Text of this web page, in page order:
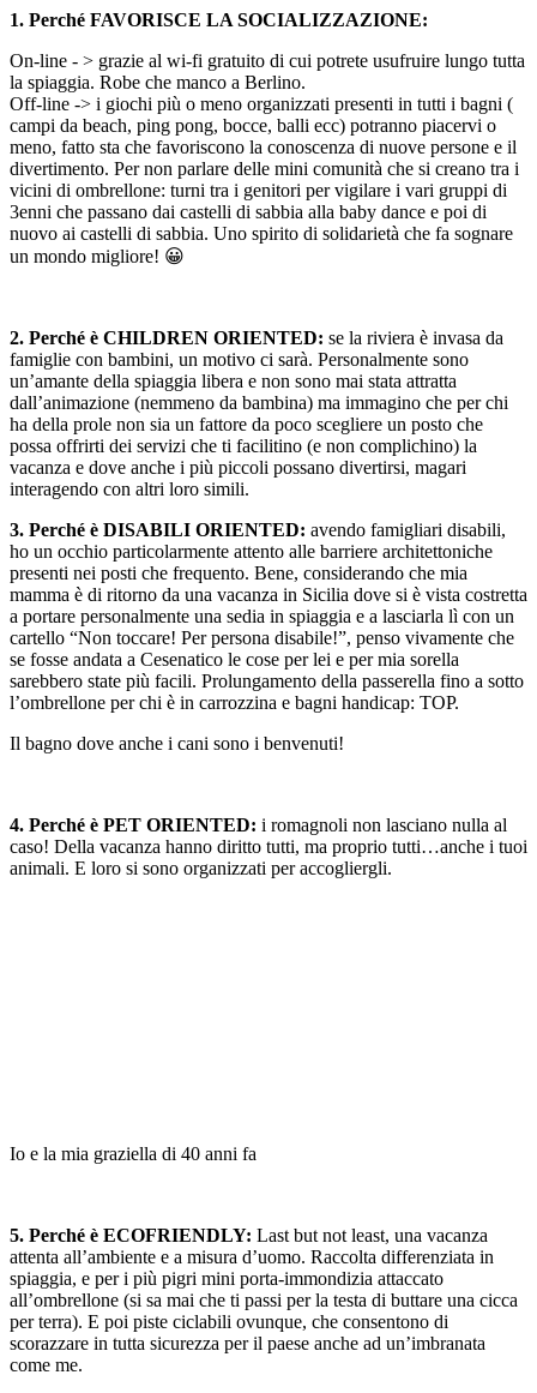
1. Perché FAVORISCE LA SOCIALIZZAZIONE:
On-line - > grazie al wi-fi gratuito di cui potrete usufruire lungo tutta
la spiaggia. Robe che manco a Berlino.
Off-line -> i giochi più o meno organizzati presenti in tutti i bagni (
campi da beach, ping pong, bocce, balli ecc) potranno piacervi o
meno, fatto sta che favoriscono la conoscenza di nuove persone e il
divertimento. Per non parlare delle mini comunità che si creano tra i
vicini di ombrellone: turni tra i genitori per vigilare i vari gruppi di
3enni che passano dai castelli di sabbia alla baby dance e poi di
nuovo ai castelli di sabbia. Uno spirito di solidarietà che fa sognare
un mondo migliore! 😀
2. Perché è CHILDREN ORIENTED: se la riviera è invasa da
famiglie con bambini, un motivo ci sarà. Personalmente sono
un’amante della spiaggia libera e non sono mai stata attratta
dall’animazione (nemmeno da bambina) ma immagino che per chi
ha della prole non sia un fattore da poco scegliere un posto che
possa offrirti dei servizi che ti facilitino (e non complichino) la
vacanza e dove anche i più piccoli possano divertirsi, magari
interagendo con altri loro simili.
3. Perché è DISABILI ORIENTED: avendo famigliari disabili,
ho un occhio particolarmente attento alle barriere architettoniche
presenti nei posti che frequento. Bene, considerando che mia
mamma è di ritorno da una vacanza in Sicilia dove si è vista costretta
a portare personalmente una sedia in spiaggia e a lasciarla lì con un
cartello “Non toccare! Per persona disabile!”, penso vivamente che
se fosse andata a Cesenatico le cose per lei e per mia sorella
sarebbero state più facili. Prolungamento della passerella fino a sotto
l’ombrellone per chi è in carrozzina e bagni handicap: TOP.
Il bagno dove anche i cani sono i benvenuti!
4. Perché è PET ORIENTED: i romagnoli non lasciano nulla al
caso! Della vacanza hanno diritto tutti, ma proprio tutti…anche i tuoi
animali. E loro si sono organizzati per accogliergli.
Io e la mia graziella di 40 anni fa
5. Perché è ECOFRIENDLY: Last but not least, una vacanza
attenta all’ambiente e a misura d’uomo. Raccolta differenziata in
spiaggia, e per i più pigri mini porta-immondizia attaccato
all’ombrellone (si sa mai che ti passi per la testa di buttare una cicca
per terra). E poi piste ciclabili ovunque, che consentono di
scorazzare in tutta sicurezza per il paese anche ad un’imbranata
come me.